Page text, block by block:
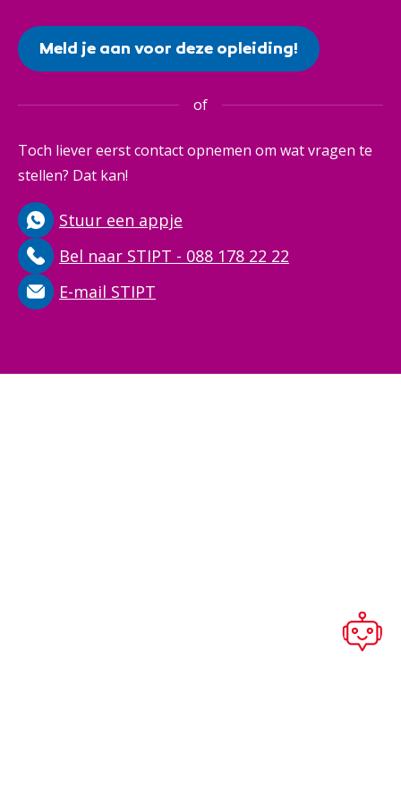
Meld je aan voor deze opleiding!
of
Toch liever eerst contact opnemen om wat vragen te
stellen? Dat kan!
Stuur een appje
Bel naar STIPT - 088 178 22 22
E-mail STIPT